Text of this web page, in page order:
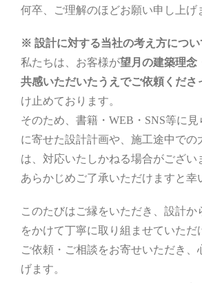
何卒、ご理解のほどお願い申し上げ
※ 設計に対する当社の考え方につい
私たちは、お客様が望月の建築理念
共感いただいたうえでご依頼くださ
け止めております。
そのため、書籍・WEB・SNS等に
に寄せた設計計画や、施工途中での
は、対応いたしかねる場合がござい
あらかじめご了承いただけますと幸
このたびはご縁をいただき、設計か
をかけて丁寧に取り組ませていただ
ご依頼・ご相談をお寄せいただき、
げます。